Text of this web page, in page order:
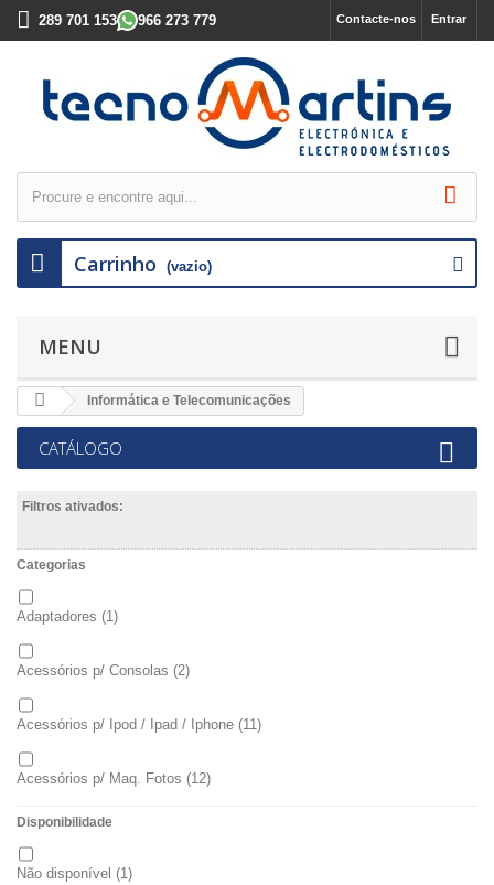
Entrar
Contacte-nos
289 701 153 966 273 779
Carrinho (vazio)
MENU
Informática e Telecomunicações
CATÁLOGO
Filtros ativados:
Categorias
Adaptadores (1)
Acessórios p/ Consolas (2)
Acessórios p/ Ipod / Ipad / Iphone (11)
Acessórios p/ Maq. Fotos (12)
Acessórios p/ Tablets
Disponibilidade
Não disponível (1)